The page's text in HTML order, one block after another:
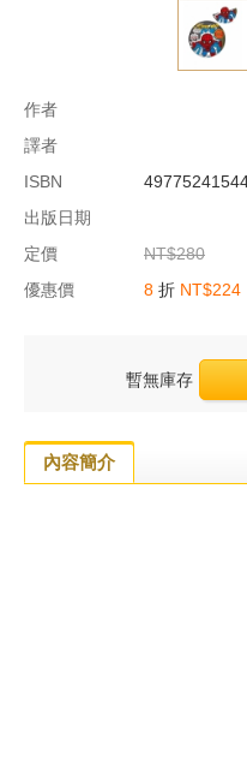
作者
譯者
ISBN
出版日期
定價
NT$280
優惠價
8 折 NT$224
暫無庫存
內容簡介